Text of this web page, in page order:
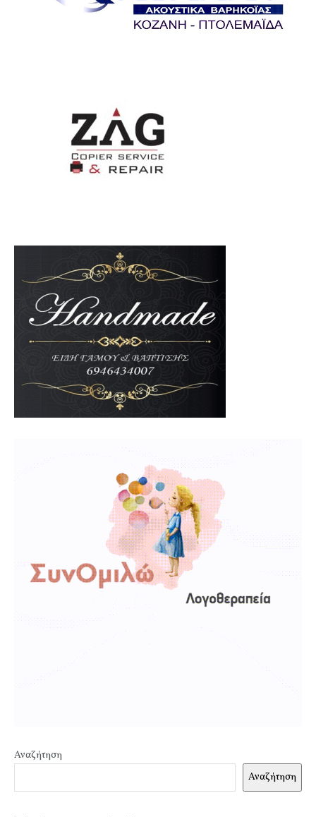
Αναζήτηση
Αναζήτηση